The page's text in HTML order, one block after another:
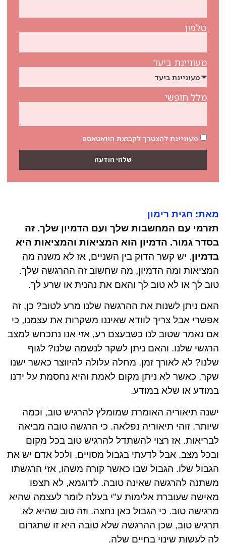
טלפון
מעוניינת ביעד
מלל חופשי
מעוניינת להצטרך לקבוצת הוואטאספ
שלחי הודעה
מאת: חגית רימון
תזרמי עם המחשבות שלך ועם הדמיון שלך. זה
בסדר גמור. הדמיון הוא המציאות והמציאות היא
בדמיון. יש קשר הדוק בין השניים, אז לא משנה מה
המציאות ומה הדמיון, מה שחשוב זה ההרגשה שלך.
טוב לך או לא טוב לך והאם את נהנית או שרע לך.
האם ניתן לשנות את ההרגשה שלנו מרע לטוב? כן, זה
אפשרי אבל צריך לוודא שאיננו משקרות את עצמנו, כי
אם נאמר שטוב לנו כשבעצם רע, אזי אנו נתכחש למצב
הרגשי שלנו. והאם ניתן לשקר לנשמה שלנו? לגוף
שלנו? לא לאורך זמן. מחלה עלולה להיווצר כאשר ישנו
שקר. כאשר לא ניתן מקום לאמת והיא נחסמת על ידנו
במודע או שלא במודע.
ישנה תיאוריה האומרת שמומלץ להרגיש טוב, וכמה
שיותר. זוהי תיאוריה נפלאה. כי הרגשה טובה מביאה
לבריאות. אז רצוי להשתדל להרגיש טוב בכל מקום
ובכל מצב. אבל לדעתי בגבול מסויים. ולכל אדם יש את
הגבול שלו. הגבול שבו כאשר קורה משהו, אזי הרגשתו
משתנה להרגשה שאינה טובה. לדוגמא, לא תצפו
מאישה שעוברת אלימות ע"י בעלה לומר לעצמה שהיא
מרגישה טוב. כי הגבול כאן נחצה. וזה טוב שהיא לא
תרגיש טוב, שכן ההרגשה שלא טובה היא זו שתגרום
לה לעשות שינוי בחיים שלה.